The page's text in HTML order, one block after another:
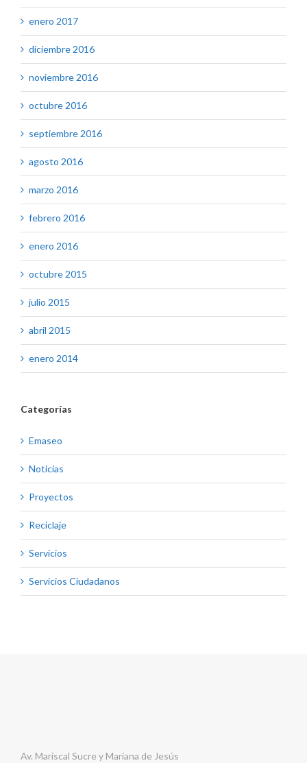
enero 2017
diciembre 2016
noviembre 2016
octubre 2016
septiembre 2016
agosto 2016
marzo 2016
febrero 2016
enero 2016
octubre 2015
julio 2015
abril 2015
enero 2014
Categorías
Emaseo
Noticias
Proyectos
Reciclaje
Servicios
Servicios Ciudadanos
Av. Mariscal Sucre y Mariana de Jesús